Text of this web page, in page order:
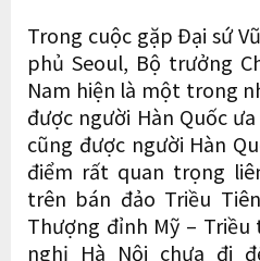
Trong cuộc gặp Đại sứ
phủ Seoul, Bộ trưởng
Nam hiện là một trong
được người Hàn Quốc
cũng được người Hàn
điểm rất quan trọng
trên bán đảo Triều
Thượng đỉnh Mỹ – Triều
nghị Hà Nội chưa đi